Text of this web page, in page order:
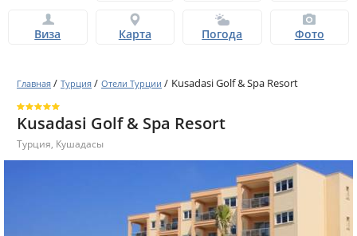
Виза Карта Погода Фото
Главная / Турция / Отели Турции / Kusadasi Golf & Spa Resort
Kusadasi Golf & Spa Resort
Турция, Кушадасы